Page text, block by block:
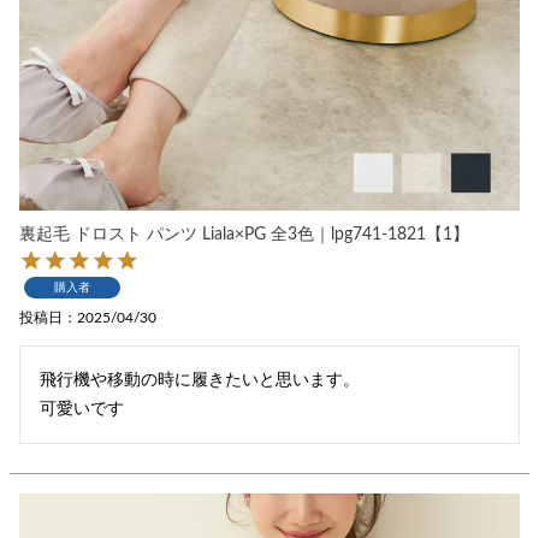
裏起毛 ドロスト パンツ Liala×PG 全3色｜lpg741-1821【1】
購入者
投稿日 2025/04/30
飛行機や移動の時に履きたいと思います。
可愛いです